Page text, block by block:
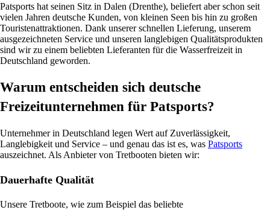
Patsports hat seinen Sitz in Dalen (Drenthe), beliefert aber schon seit
vielen Jahren deutsche Kunden, von kleinen Seen bis hin zu großen
Touristenattraktionen. Dank unserer schnellen Lieferung, unserem
ausgezeichneten Service und unseren langlebigen Qualitätsprodukten
sind wir zu einem beliebten Lieferanten für die Wasserfreizeit in
Deutschland geworden.
Warum entscheiden sich deutsche
Freizeitunternehmen für Patsports?
Unternehmer in Deutschland legen Wert auf Zuverlässigkeit,
Langlebigkeit und Service – und genau das ist es, was Patsports
auszeichnet. Als Anbieter von Tretbooten bieten wir:
Dauerhafte Qualität
Unsere Tretboote, wie zum Beispiel das beliebte